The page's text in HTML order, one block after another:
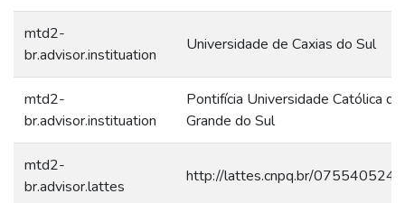
mtd2-
br.advisor.instituation
Universidade de Caxias do Sul
mtd2-
br.advisor.instituation
Pontifícia Universidade Católica
Grande do Sul
mtd2-
br.advisor.lattes
http://lattes.cnpq.br/